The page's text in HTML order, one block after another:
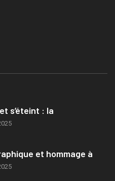
s’éteint : la
et hommage à